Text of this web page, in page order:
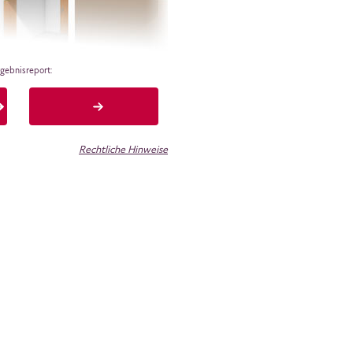
Rechtliche Hinweise